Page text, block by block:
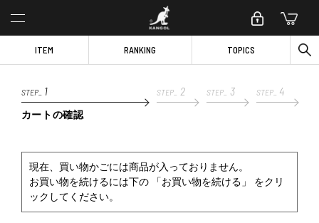
ITEM RANKING TOPICS
STEP_ 1
カートの確認
STEP_ 2 STEP_ 3 STEP_ 4
現在、買い物かごには商品が入っておりません。
お買い物を続けるには下の 「お買い物を続ける」 をクリ
ックしてください。